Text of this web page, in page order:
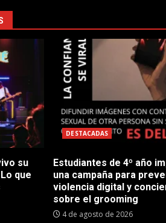
su
que
DESTACADAS
Estudiantes de 4º año
una campaña para
violencia digital y
sobre el grooming
4 de agosto de 2026